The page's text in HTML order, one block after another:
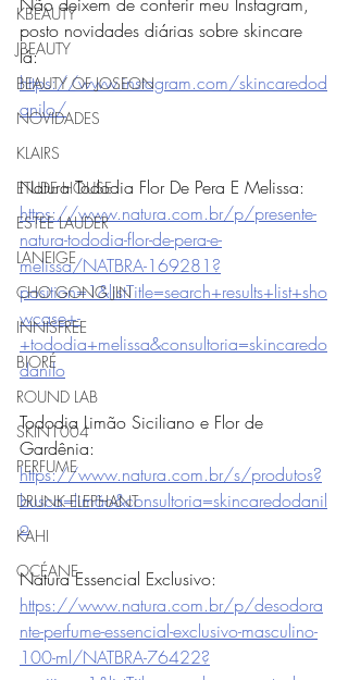
KBEAUTY
JBEAUTY
BEAUTY OF JOSEON
NOVIDADES
KLAIRS
ETUDE HOUSE
ESTEE LAUDER
LANEIGE
CHO GONG JIN
INNISFREE
BIORÉ
ROUND LAB
SKIN1004
PERFUME
DRUNK ELEPHANT
KAHI
OCÉANE
posto novidades diárias sobre skincare
lá:
https://www.instagram.com/skincaredod
anilo/
Natura Tododia Flor De Pera E Melissa:
https://www.natura.com.br/p/presente-
natura-tododia-flor-de-pera-e-
melissa/NATBRA-169281?
position=1&listTitle=search+results+list+sho
wcase+-
+tododia+melissa&consultoria=skincaredo
danilo
Tododia Limão Siciliano e Flor de
Gardênia:
https://www.natura.com.br/s/produtos?
busca=limão&consultoria=skincaredodanil
o
Natura Essencial Exclusivo:
https://www.natura.com.br/p/desodora
nte-perfume-essencial-exclusivo-masculino-
100-ml/NATBRA-76422?